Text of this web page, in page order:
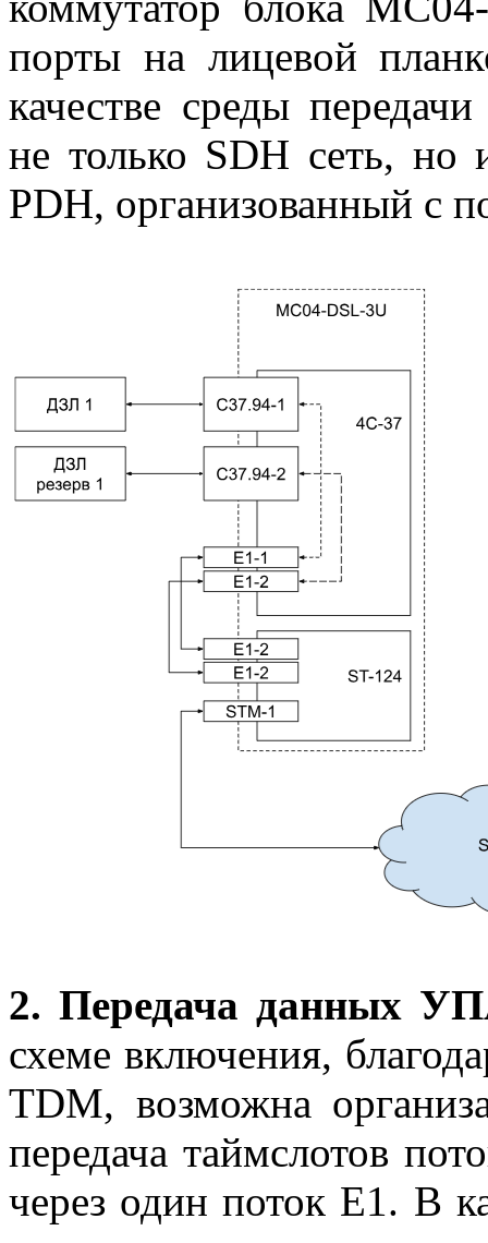
порты на лицевой
качестве среды
не только SDH сеть, но
PDH, организованный с
2. Передача данных
схеме включения,
TDM, возможна
передача таймслотов
через один поток E1. В